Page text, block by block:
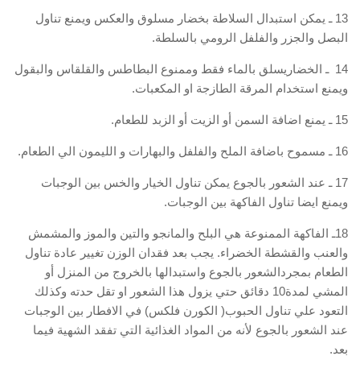
‏13‏ ـ يمكن استبدال السلاطة بخضار مسلوق والعكس ويمنع تناول
البصل والجزر والفلفل الرومي بالسلطة‏.‏
‏14 ‏ ـ الخضاريسلق بالماء فقط وممنوع البطاطس والقلقاس والبقول
ويمنع استخدام المرقة الطازجة او المكعبات‏.
‏17‏ ـ عند الشعور بالجوع يمكن تناول الخيار والخس بين الوجبات
ويمنع ايضا تناول الفاكهة بين الوجبات‏.‏
‏18‏ـ الفاكهة الممنوعة هي البلح والمانجو والتين والموز والمشمش
والعنب والقشطة الخضراء‏.‏ يجب بعد فقدان الوزن تغيير عادة تناول
الطعام بمجردالشعور بالجوع واستبدالها بالخروج من المنزل أو
المشي لمدة‏10‏ دقائق حتي يزول هذا الشعور او تقل حدته وكذلك
التعود علي تناول الحبوب‏(‏ الكورن فلكس‏)‏ في الافطار بين الوجبات
عند الشعور بالجوع لأنه من المواد الغذائية التي تفقد الشهية فيما
بعد‏.